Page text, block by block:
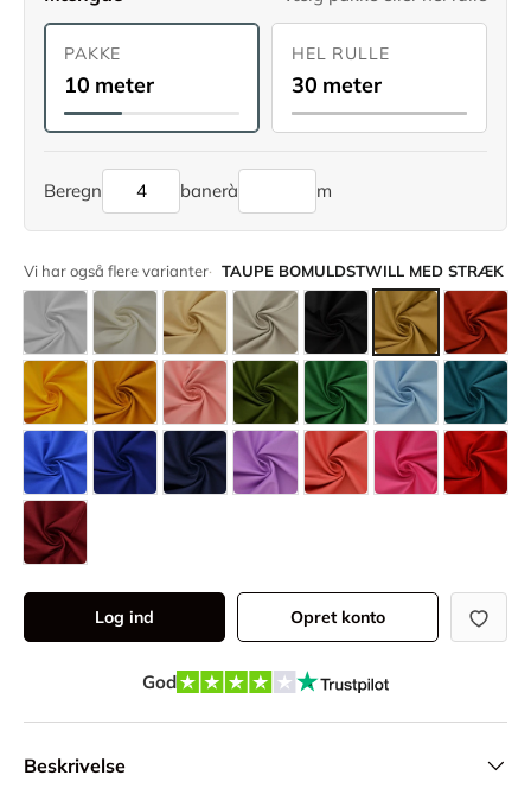
PAKKE
10 meter
HEL RULLE
30 meter
Beregn banerà m
Vi har også flere varianter TAUPE BOMULDSTWILL MED STRÆK
Log ind Opret konto
God
Beskrivelse